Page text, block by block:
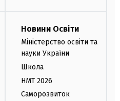
Новини Освіти
Міністерство освіти та
науки України
Школа
НМТ 2026
Саморозвиток